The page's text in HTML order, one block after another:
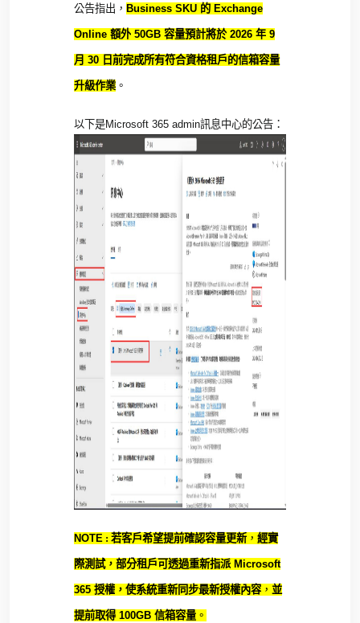
公告指出， Business SKU 的 Exchange
Online 額外 50GB 容量預計將於 2026 年 9
月 30 日前完成所有符合資格租戶的信箱容量
升級作業 。
以下是Microsoft 365 admin訊息中心的公告：
NOTE : 若客戶希望提前確認容量更新 ， 經實
際測試， 部分租戶可透過重新指派 Microsoft
365 授權 ， 使系統重新同步最新授權內容 ， 並
提前取得 100GB 信箱容量 。